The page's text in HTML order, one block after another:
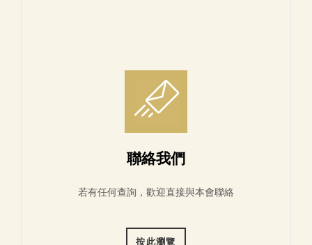
聯絡我們
若有任何查詢，歡迎直接與本會聯絡
按此瀏覽